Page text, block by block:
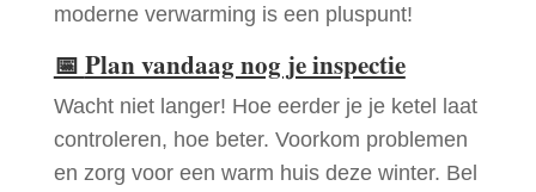
moderne verwarming is een pluspunt!
📅 Plan vandaag nog je inspectie
Wacht niet langer! Hoe eerder je je ketel laat
controleren, hoe beter. Voorkom problemen
en zorg voor een warm huis deze winter. Bel